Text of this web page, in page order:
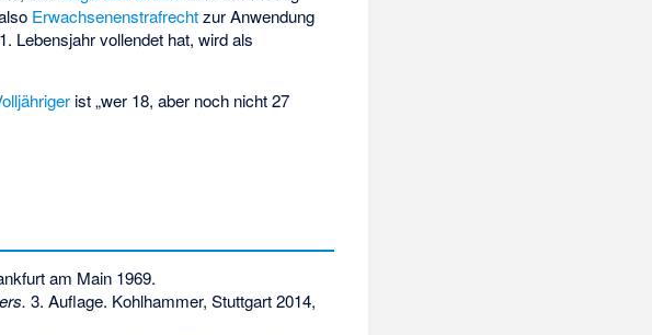
Erwachsenenstrafrechtzur Anwendung
Lebensjahr vollendet hat, wird als
ist „wer 18, aber noch nicht 27
am Main 1969.
3. Auflage. Kohlhammer, Stuttgart 2014,